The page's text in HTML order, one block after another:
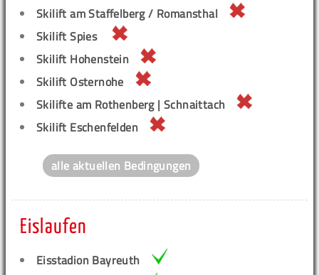
Skilift am Staffelberg / Romansthal
Skilift Spies
Skilift Hohenstein
Skilift Osternohe
Skilifte am Rothenberg | Schnaittach
Skilift Eschenfelden
alle aktuellen Bedingungen
Eislaufen
Eisstadion Bayreuth